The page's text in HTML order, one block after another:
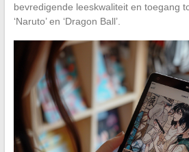
bevredigende leeskwaliteit en toegang
‘Naruto’ en ‘Dragon Ball’.